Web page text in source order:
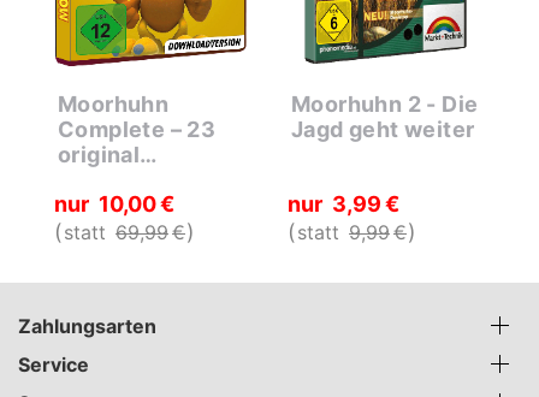
Moorhuhn
Complete – 23
original
nur 10 00€
statt 69 99€
Moorhuhn 2 - Die
Jagd geht weiter
nur 3 99€
statt 9 99€
Zahlungsarten
Service